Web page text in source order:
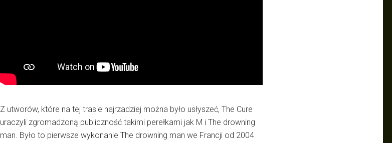
Z utworów, które na tej trasie najrzadziej można było usłyszeć, The Cure
uraczyli zgromadzoną publiczność takimi perełkami jak M i The drowning
man. Było to pierwsze wykonanie The drowning man we Francji od 2004